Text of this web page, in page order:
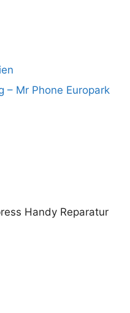
– Mr Phone Europark
Handy Reparatur